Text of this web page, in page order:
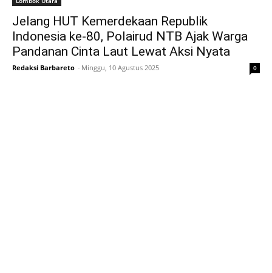
Jelang HUT Kemerdekaan Republik
Indonesia ke-80, Polairud NTB Ajak Warga
Pandanan Cinta Laut Lewat Aksi Nyata
Redaksi Barbareto - Minggu, 10 Agustus 2025 0